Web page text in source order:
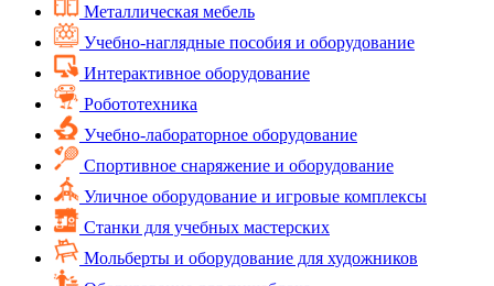
Металлическая мебель
Учебно-наглядные пособия и оборудование
Интерактивное оборудование
Робототехника
Учебно-лабораторное оборудование
Спортивное снаряжение и оборудование
Уличное оборудование и игровые комплексы
Cтанки для учебных мастерских
Мольберты и оборудование для художников